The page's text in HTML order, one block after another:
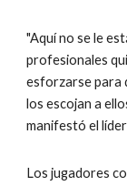
"Aquí no se le
profesionales
esforzarse para
los escojan a
manifestó el
Los jugadores